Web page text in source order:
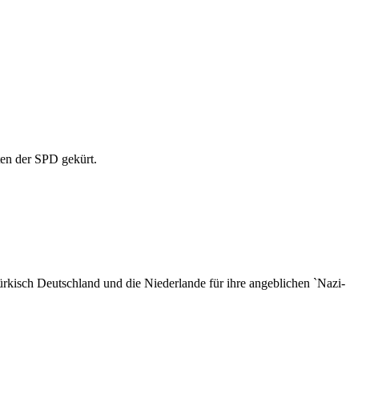
der SPD gekürt.
Deutschland und die Niederlande für ihre angeblichen `Nazi-